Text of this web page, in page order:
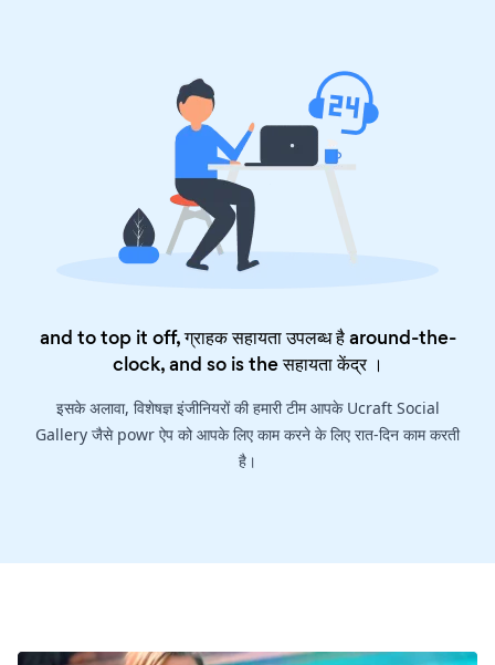
and to top it off, ग्राहक सहायता उपलब्ध है around-the-
clock, and so is theसहायता केंद्र।
इसके अलावा, विशेषज्ञ इंजीनियरों की हमारी टीम आपके Ucraft Social
Gallery जैसे powr ऐप को आपके लिए काम करने के लिए रात-दिन काम करती
है।